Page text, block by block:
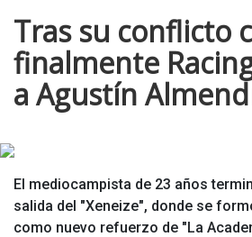
Tras su conflicto
finalmente
a Agustín
El mediocampista de 23 años
salida del "Xeneize", donde se
como nuevo refuerzo de "La